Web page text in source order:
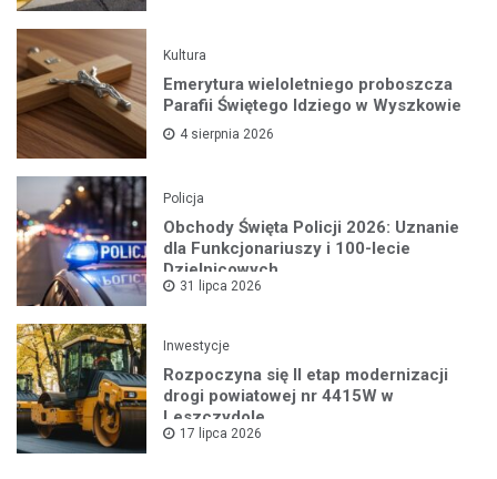
Kultura
Emerytura wieloletniego proboszcza
Parafii Świętego Idziego w Wyszkowie
4 sierpnia 2026
Policja
Obchody Święta Policji 2026: Uznanie
dla Funkcjonariuszy i 100-lecie
Dzielnicowych
31 lipca 2026
Inwestycje
Rozpoczyna się II etap modernizacji
drogi powiatowej nr 4415W w
Leszczydole
17 lipca 2026